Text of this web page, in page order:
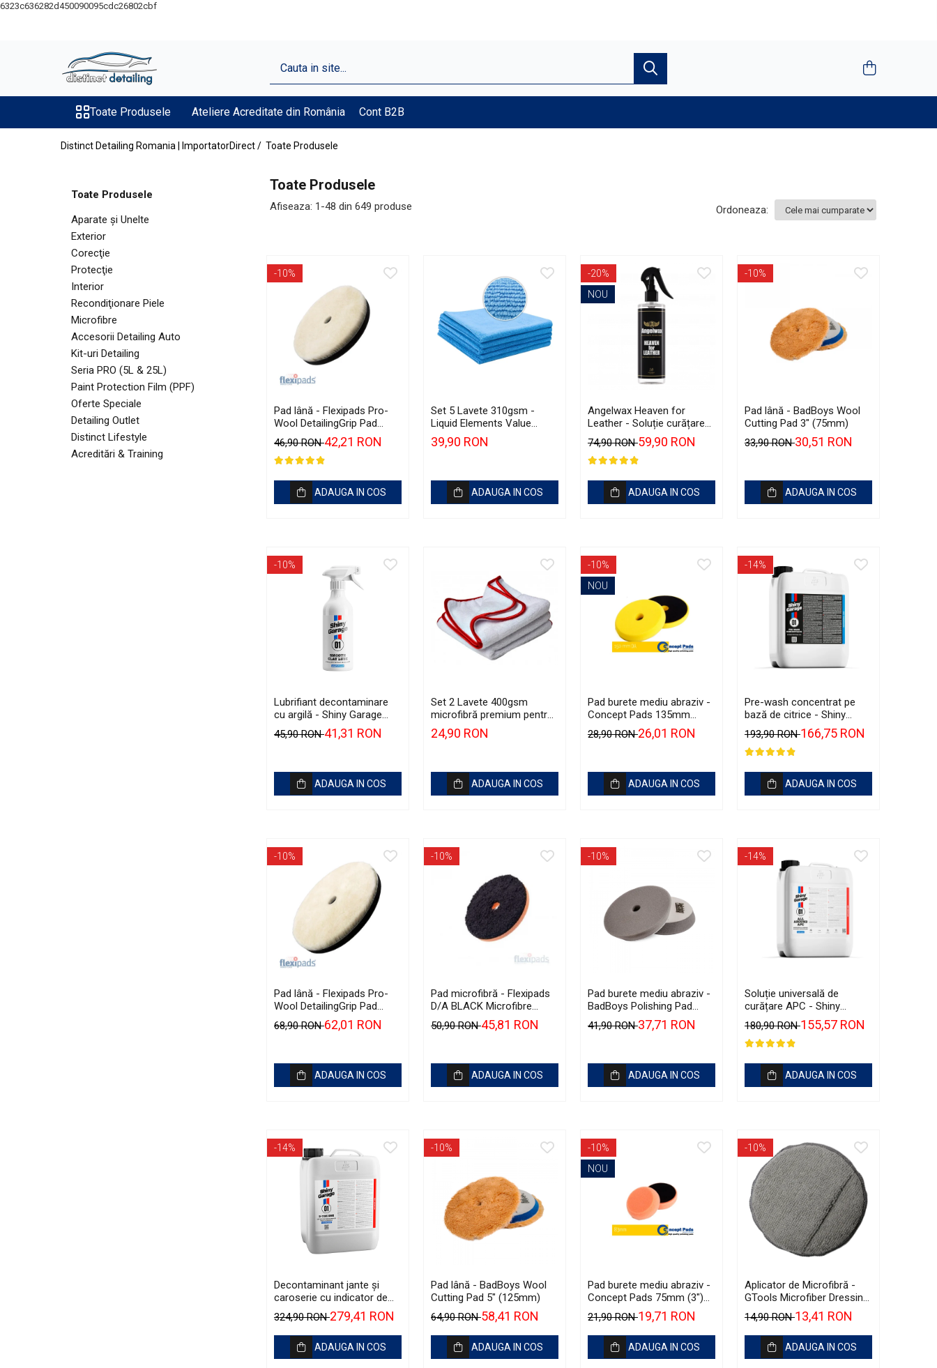
6323c636282d450090095cdc26802cbf
Aparate şi Unelte
Unelte Tornador®
Piese de Schimb Tornador®
Maşini de Polishat
Pre-Spălare şi Spălare
Decontaminare
Jante şi Anvelope
Compartiment Motor
Sticlă / Geamuri
Tratament Plastice
Maşini de Polishat
Paste Polish
Paste Polish Gama Marină
Pad-uri Polish
Toate Produsele Ateliere Acreditate din România Cont B2B
Distinct Detailing Romania | ImportatorDirect / Toate Produsele
Toate Produsele
Toate Produsele
Aparate şi Unelte
Exterior
Corecţie
Protecţie
Interior
Recondiţionare Piele
Microfibre
Accesorii Detailing Auto
Kit-uri Detailing
Seria PRO (5L & 25L)
Paint Protection Film (PPF)
Oferte Speciale
Detailing Outlet
Distinct Lifestyle
Acreditări & Training
Afiseaza: 1-48 din 649 produse Ordoneaza:
-10%
Pad lână - Flexipads Pro-
Wool DetailingGrip Pad
135mm
46,90 RON42,21 RON
ADAUGA IN COS
Set 5 Lavete 310gsm -
Liquid Elements Value
Microfibres Blue
39,90 RON
ADAUGA IN COS
-20%
NOU
Angelwax Heaven for
Leather - Soluție curățare
piele, cu pH neutru (500ml)
74,90 RON59,90 RON
ADAUGA IN COS
-10%
Pad lână - BadBoys Wool
Cutting Pad 3" (75mm)
33,90 RON30,51 RON
ADAUGA IN COS
-10%
Lubrifiant decontaminare
cu argilă - Shiny Garage
Smooth Clay Lube (500ml)
45,90 RON41,31 RON
ADAUGA IN COS
Set 2 Lavete 400gsm
microfibră premium pentru
interior - Premium
Microfibres White Towels
24,90 RON
ADAUGA IN COS
-10%
NOU
Pad burete mediu abraziv -
Concept Pads 135mm
(5.5") Yellow Polishing Pad
28,90 RON26,01 RON
ADAUGA IN COS
-14%
Pre-wash concentrat pe
bază de citrice - Shiny
Garage Citrus Infused TFR
(5L)
193,90 RON166,75 RON
ADAUGA IN COS
-10%
Pad lână - Flexipads Pro-
Wool DetailingGrip Pad
160mm
68,90 RON62,01 RON
ADAUGA IN COS
-10%
Pad microfibră - Flexipads
D/A BLACK Microfibre
Cutting Disc 5" (125mm)
50,90 RON45,81 RON
ADAUGA IN COS
-10%
Pad burete mediu abraziv -
BadBoys Polishing Pad
130/150mm
41,90 RON37,71 RON
ADAUGA IN COS
-14%
Soluție universală de
curățare APC - Shiny
Garage All Around APC (5L)
180,90 RON155,57 RON
ADAUGA IN COS
-14%
Decontaminant jante și
caroserie cu indicator de
reacție - Shiny Garage D-
Tox One Iron Remover (5L)
324,90 RON279,41 RON
ADAUGA IN COS
-10%
Pad lână - BadBoys Wool
Cutting Pad 5" (125mm)
64,90 RON58,41 RON
ADAUGA IN COS
-10%
NOU
Pad burete mediu abraziv -
Concept Pads 75mm (3")
Orange Medium-Cut Pad
21,90 RON19,71 RON
ADAUGA IN COS
-10%
Aplicator de Microfibră -
GTools Microfiber Dressing
Applicator
14,90 RON13,41 RON
ADAUGA IN COS